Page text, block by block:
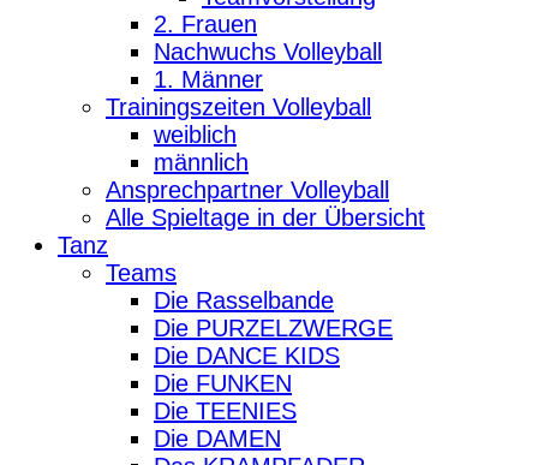
2. Frauen
Nachwuchs Volleyball
1. Männer
Trainingszeiten Volleyball
weiblich
männlich
Ansprechpartner Volleyball
Alle Spieltage in der Übersicht
Tanz
Teams
Die Rasselbande
Die PURZELZWERGE
Die DANCE KIDS
Die FUNKEN
Die TEENIES
Die DAMEN